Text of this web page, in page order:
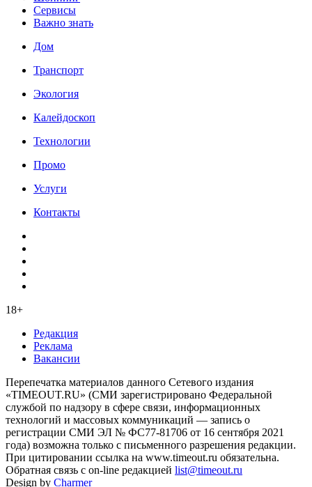
Сервисы
Важно знать
Дом
Транспорт
Экология
Калейдоскоп
Технологии
Промо
Услуги
Контакты
18+
Редакция
Реклама
Вакансии
Перепечатка материалов данного Сетевого издания
«TIMEOUT.RU» (СМИ зарегистрировано Федеральной
службой по надзору в сфере связи, информационных
технологий и массовых коммуникаций — запись о
регистрации СМИ ЭЛ № ФС77-81706 от 16 сентября 2021
года) возможна только с письменного разрешения редакции.
При цитировании ссылка на www.timeout.ru обязательна.
Обратная связь с on-line редакцией list@timeout.ru
Design by Charmer